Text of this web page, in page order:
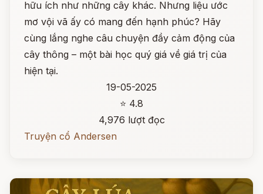
hữu ích như những cây khác. Nhưng liệu ước
mơ vội vã ấy có mang đến hạnh phúc? Hãy
cùng lắng nghe câu chuyện đầy cảm động của
cây thông – một bài học quý giá về giá trị của
hiện tại.
19-05-2025
⭐ 4.8
4,976 lượt đọc
Truyện cổ Andersen